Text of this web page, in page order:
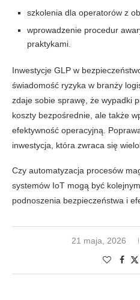
szkolenia dla operatorów z
wprowadzenie procedur
praktykami.
Inwestycje GLP w
świadomość ryzyka w branży
zdaje sobie sprawę, że wypadki
koszty bezpośrednie, ale także
efektywność operacyjną.
inwestycja, która zwraca się
Czy automatyzacja procesów
systemów IoT mogą być
podnoszenia bezpieczeństwa i
21 maja, 2026